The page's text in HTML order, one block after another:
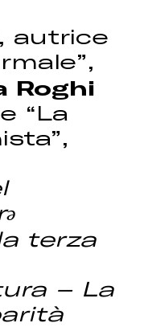
autrice
Roghi
“La
terza
– La